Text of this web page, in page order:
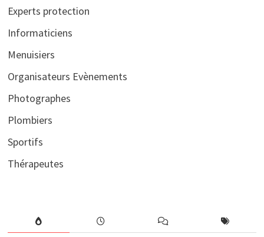
Experts protection
Informaticiens
Menuisiers
Organisateurs Evènements
Photographes
Plombiers
Sportifs
Thérapeutes